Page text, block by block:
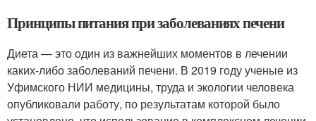
Принципы питания при заболеваниях печени
Диета — это один из важнейших моментов в лечении
каких-либо заболеваний печени. В 2019 году ученые из
Уфимского НИИ медицины, труда и экологии человека
опубликовали работу, по результатам которой было